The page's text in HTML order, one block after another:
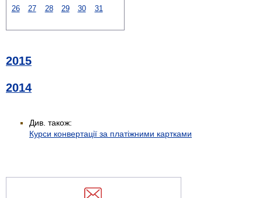
26
27 28 29 30 31
2015
2014
Див. також:
Курси конвертації за платіжними картками